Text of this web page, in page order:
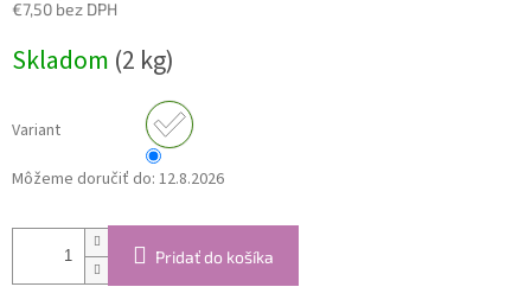
€7,50 bez DPH
cena:
Skladom (2 kg)
Variant
Môžeme doručiť do: 12.8.2026
Pridať do košíka